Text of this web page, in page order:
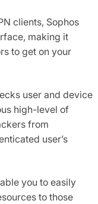
clients, Sophos
making it
to get on your
user and device
high-level of
from
user’s
you to easily
to those